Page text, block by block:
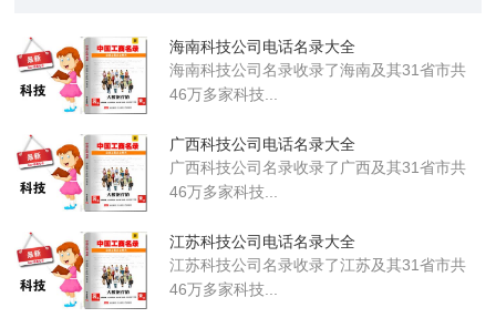
海南科技公司电话名录大全
海南科技公司名录收录了海南及其31省市共
46万多家科技...
广西科技公司电话名录大全
广西科技公司名录收录了广西及其31省市共
46万多家科技...
江苏科技公司电话名录大全
江苏科技公司名录收录了江苏及其31省市共
46万多家科技...